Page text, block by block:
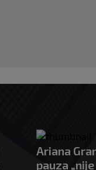
Ariana
pauza